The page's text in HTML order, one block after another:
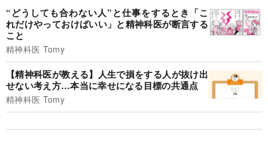
“どうしても合わない人”と仕事をするとき「こ
れだけやっておけばいい」と精神科医が断言する
こと
精神科医 Tomy
【精神科医が教える】人生で損をする人が抜け出
せない考え方…本当に幸せになる目標の共通点
精神科医 Tomy